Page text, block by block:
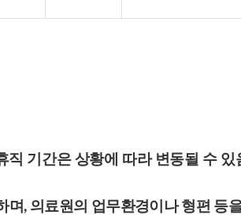
직 기간은 상황에 따라 변동될 수 있
, 의료원의 업무환경이나 형편 등